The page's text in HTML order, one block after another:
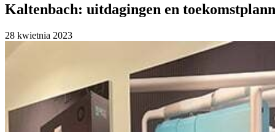
Kaltenbach: uitdagingen en
28 kwietnia 2023